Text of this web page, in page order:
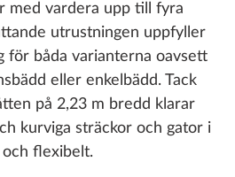
med vardera upp till fyra
utrustningen uppfyller
för båda varianterna oavsett
eller enkelbädd. Tack
på 2,23 m bredd klarar
kurviga sträckor och gator i
flexibelt.